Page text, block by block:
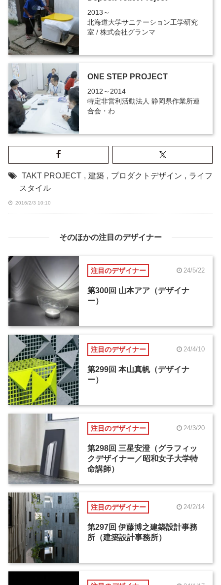
2013～
北海道大学サニテーション工学研究
室 / 株式会社グランマ
ONE STEP PROJECT
2012～2014
特定非営利活動法人 静岡県作業所連
合会・わ
TAKT PROJECT , 建築 , プロダクトデザイン , ライフ
スタイル
2016/2/3 10:10
そのほかの注目のデザイナー
注目のデザイナー 24/5/22
第300回 山本アア（デザイナ
ー）
注目のデザイナー 24/4/10
第299回 本山真帆（デザイナ
ー）
注目のデザイナー 24/3/20
第298回 三星安澄（グラフィッ
クデザイナー／昭和女子大学特
命講師）
注目のデザイナー 24/2/14
第297回 伊藤博之建築設計事務
所（建築設計事務所）